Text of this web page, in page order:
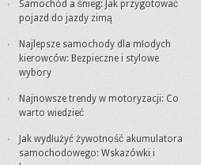
Samochód a śnieg: Jak przygotować
pojazd do jazdy zimą
Najlepsze samochody dla młodych
kierowców: Bezpieczne i stylowe
wybory
Najnowsze trendy w motoryzacji: Co
warto wiedzieć
Jak wydłużyć żywotność akumulatora
samochodowego: Wskazówki i